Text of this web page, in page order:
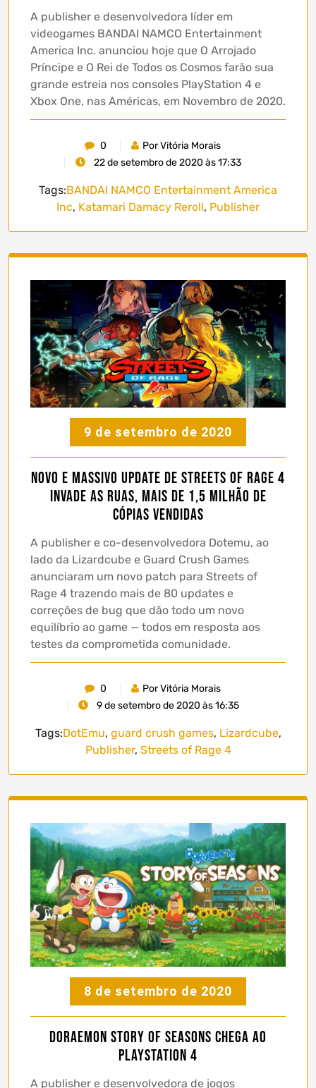
A publisher e desenvolvedora líder em
videogames BANDAI NAMCO Entertainment
America Inc. anunciou hoje que O Arrojado
Príncipe e O Rei de Todos os Cosmos farão sua
grande estreia nos consoles PlayStation 4 e
Xbox One, nas Américas, em Novembro de 2020.
0
Por Vitória Morais
22 de setembro de 2020 às 17:33
Tags:BANDAI NAMCO Entertainment America
Inc, Katamari Damacy Reroll, Publisher
9 de setembro de 2020
Novo e massivo update de Streets of Rage 4
invade as ruas, Mais de 1,5 milhão de
cópias vendidas
A publisher e co-desenvolvedora Dotemu, ao
lado da Lizardcube e Guard Crush Games
anunciaram um novo patch para Streets of
Rage 4 trazendo mais de 80 updates e
correções de bug que dão todo um novo
equilíbrio ao game — todos em resposta aos
testes da comprometida comunidade.
0
Por Vitória Morais
9 de setembro de 2020 às 16:35
Tags:DotEmu, guard crush games, Lizardcube,
Publisher, Streets of Rage 4
8 de setembro de 2020
Doraemon Story of Seasons chega ao
PlayStation 4
A publisher e desenvolvedora de jogos